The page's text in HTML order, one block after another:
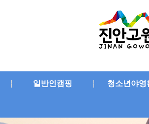
일반인캠핑 청소년야영